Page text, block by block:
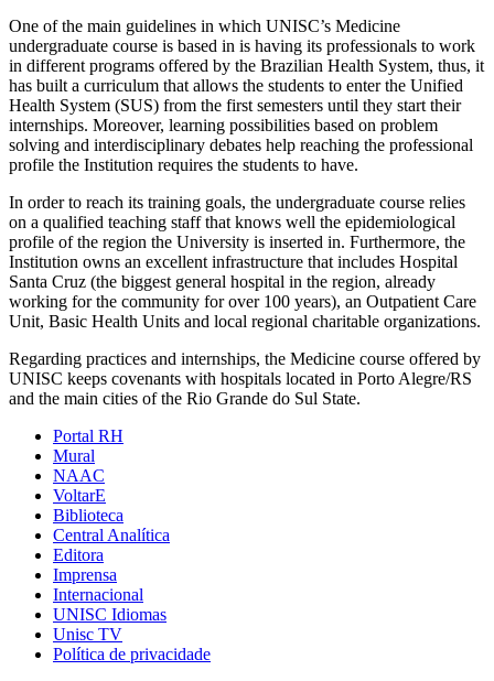
One of the main guidelines in which UNISC’s Medicine
undergraduate course is based in is having its professionals to work
in different programs offered by the Brazilian Health System, thus, it
has built a curriculum that allows the students to enter the Unified
Health System (SUS) from the first semesters until they start their
internships. Moreover, learning possibilities based on problem
solving and interdisciplinary debates help reaching the professional
profile the Institution requires the students to have.
In order to reach its training goals, the undergraduate course relies
on a qualified teaching staff that knows well the epidemiological
profile of the region the University is inserted in. Furthermore, the
Institution owns an excellent infrastructure that includes Hospital
Santa Cruz (the biggest general hospital in the region, already
working for the community for over 100 years), an Outpatient Care
Unit, Basic Health Units and local regional charitable organizations.
Regarding practices and internships, the Medicine course offered by
UNISC keeps covenants with hospitals located in Porto Alegre/RS
and the main cities of the Rio Grande do Sul State.
Portal RH
Mural
NAAC
VoltarE
Biblioteca
Central Analítica
Editora
Imprensa
Internacional
UNISC Idiomas
Unisc TV
Política de privacidade